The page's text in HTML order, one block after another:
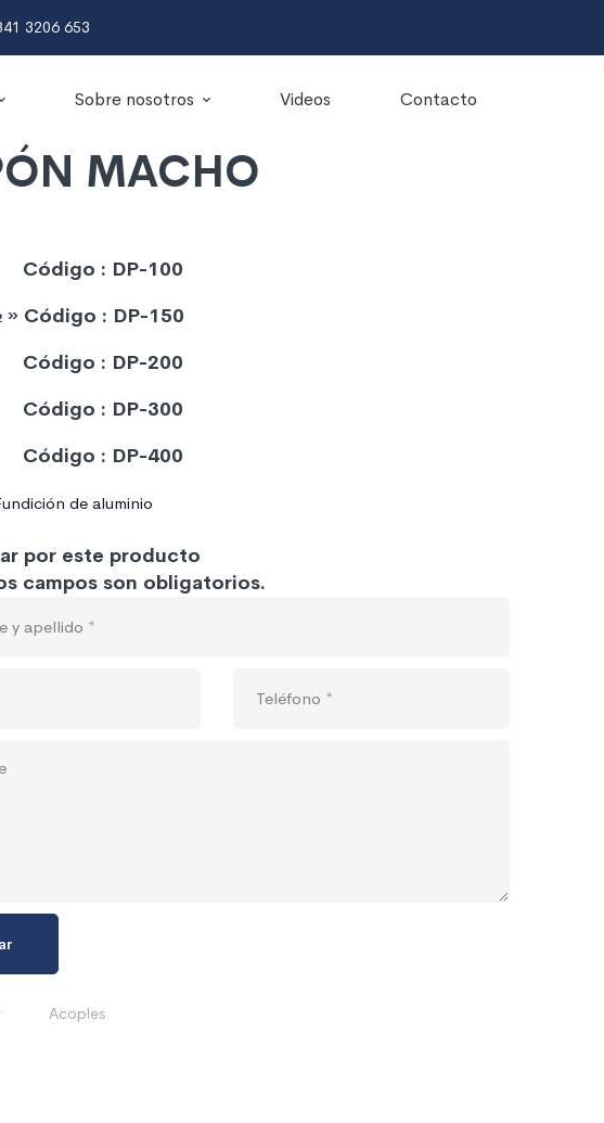
3206 653
Sobre nosotros Videos Contacto
MACHO
: DP-100
» Código : DP-150
: DP-200
: DP-300
: DP-400
de aluminio
por este producto
campos son obligatorios.
Acoples